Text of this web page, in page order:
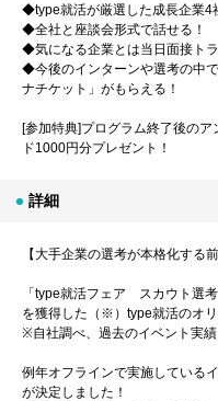
◆type就活が厳選した成長企業4
◆全社と座談会形式で話せる！
◆気になる企業とは当日面接トラ
◆今後のインターンや選考の中
ナチケット」がもらえる！
[参加特典]プログラム終了後の
ド1000円分プレゼント！
詳細
【大手企業の選考が本格化する
「type就活フェア スカウト選
を獲得した（※）type就活のオリ
※自社調べ、過去のイベント実績
例年オフラインで実施している
が決定しました！